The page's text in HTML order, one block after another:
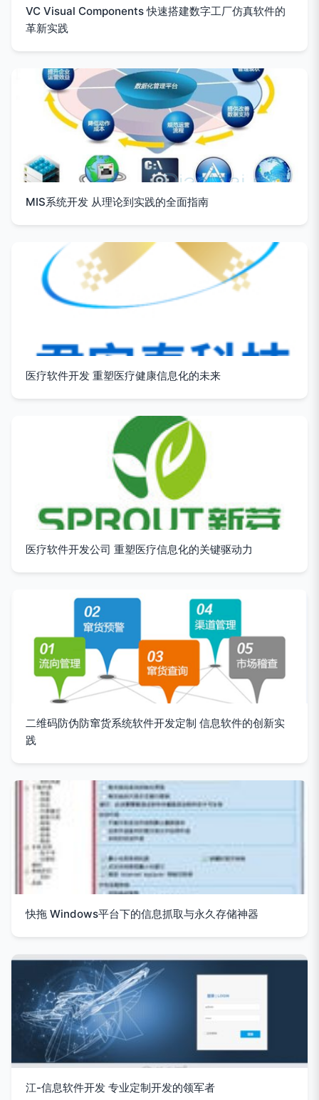
VC Visual Components 快速搭建数字工厂仿真软件的
革新实践
MIS系统开发 从理论到实践的全面指南
医疗软件开发 重塑医疗健康信息化的未来
医疗软件开发公司 重塑医疗信息化的关键驱动力
二维码防伪防窜货系统软件开发定制 信息软件的创新实
践
快拖 Windows平台下的信息抓取与永久存储神器
江-信息软件开发 专业定制开发的领军者